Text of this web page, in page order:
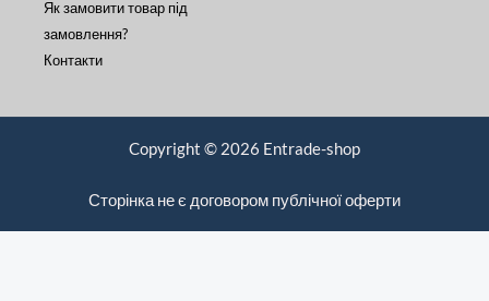
Як замовити товар під
замовлення?
Контакти
Copyright © 2026 Entrade-shop
Сторінка не є договором публічної оферти